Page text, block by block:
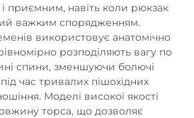
приємним, навіть коли рюкзак
важким спорядженням.
використовує анатомічно
розподіляють вагу по
спини, зменшуючи болючі
час тривалих пішохідних
Моделі високої якості
торса, що дозволяє